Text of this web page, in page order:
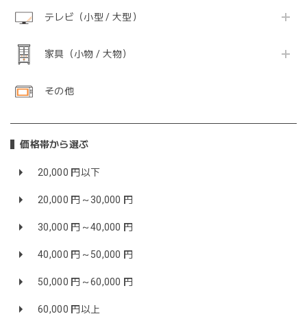
テレビ（小型 / 大型）
家具（小物 / 大物）
その他
価格帯から選ぶ
20,000 円以下
20,000 円～30,000 円
30,000 円～40,000 円
40,000 円～50,000 円
50,000 円～60,000 円
60,000 円以上